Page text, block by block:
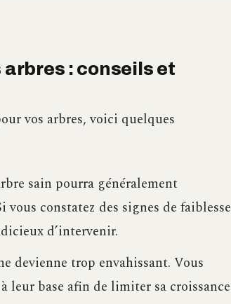
arbres : conseils et
vos arbres, voici quelques
sain pourra généralement
constatez des signes de faiblesse
d’intervenir.
devienne trop envahissant. Vous
leur base afin de limiter sa croissance